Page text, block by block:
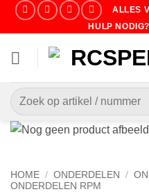
ALLES
HULP
Zoeken
naar:
HOME / ONDERDELEN /
ONDERDELEN RPM